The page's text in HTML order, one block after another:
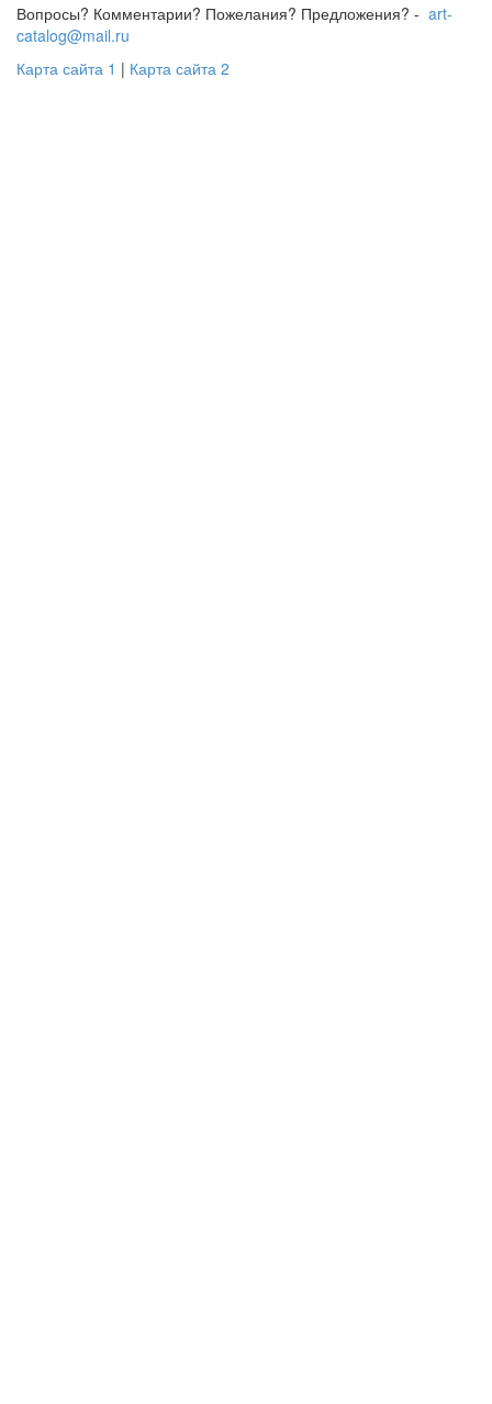
Вопросы? Комментарии? Пожелания? Предложения? - art-
catalog@mail.ru
Карта сайта 1 | Карта сайта 2